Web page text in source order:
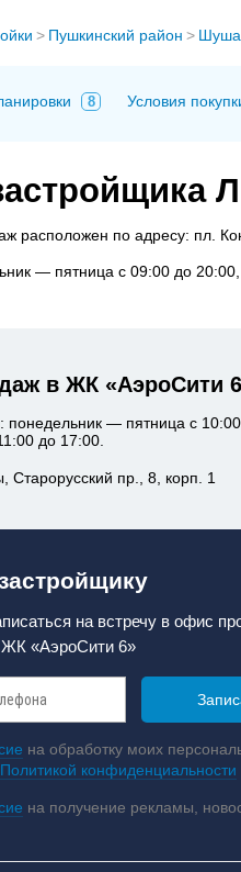
> Пушкинский район >
8 Условия
расположен по адресу: пл.
— пятница с 09:00 до
в ЖК «АэроСити
понедельник — пятница с
до 17:00.
пр., 8, корп. 1
на встречу в офис
ЖК «АэроСити 6»
на обработку моих
Политикой конфиденциальности
на получение рекламы,